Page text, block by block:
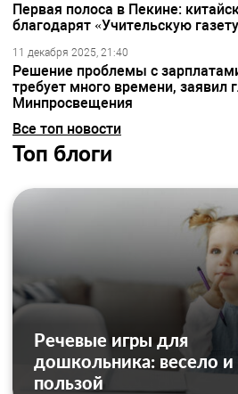
Первая полоса в Пекине:
благодарят «Учительскую
11 декабря 2025, 21:40
Решение проблемы с
требует много времени, заявил
Минпросвещения
Все топ новости
Топ блоги
Речевые игры для
дошкольника: весело и
пользой